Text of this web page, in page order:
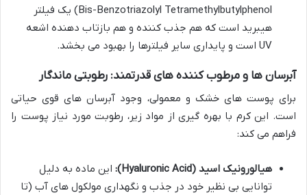
Bis-Benzotriazolyl Tetramethylbutylphenol) یک فیلتر
هیبرید است که هم جذب کننده و هم بازتاب دهنده اشعه
UV است و پایداری سایر فیلترها را بهبود می بخشد.
آبرسان ها و مرطوب کننده های قدرتمند: رطوبتی ماندگار
برای پوست های خشک و معمولی، وجود آبرسان های قوی حیاتی
است. این کرم با بهره گیری از مواد زیر، رطوبت مورد نیاز پوست را
فراهم می کند:
هیالورونیک اسید (Hyaluronic Acid):
این ماده به دلیل
توانایی بی نظیر خود در جذب و نگهداری مولکول های آب (تا